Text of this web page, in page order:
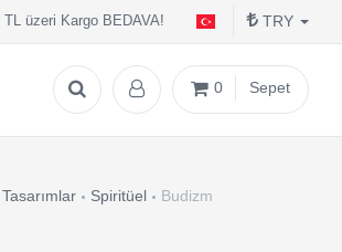
üzeri Kargo BEDAVA! TRY
0 Sepet
Tasarımlar Spiritüel Budizm